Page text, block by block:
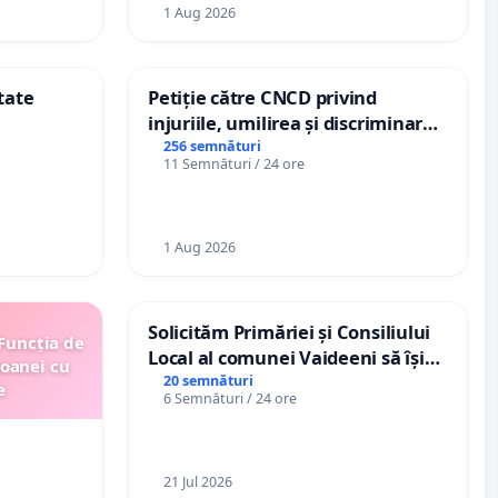
1 Aug 2026
Petiție către CNCD privind
injuriile, umilirea și discriminarea
persoanelor cu dizabilități de
către utilizatorul TikTok „Gorici”
256 semnături
11 Semnături / 24 ore
1 Aug 2026
de
cu
Solicităm Primăriei și Consiliului
Local al comunei Vaideeni să își
exercite efectiv atribuțiile legale
și să reprezinte interesele
20 semnături
6 Semnături / 24 ore
21 Jul 2026